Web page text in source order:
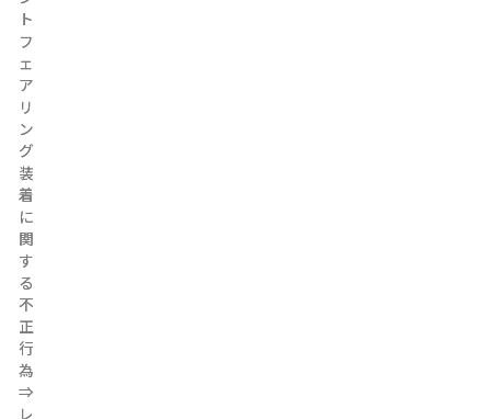
ト
フ
ェ
ア
リ
ン
グ
装
着
に
関
す
る
不
正
行
為
⇒
レ
ト
フ
ェ
ア
リ
ン
グ
装
着
に
関
す
る
不
正
行
為
⇒
レ